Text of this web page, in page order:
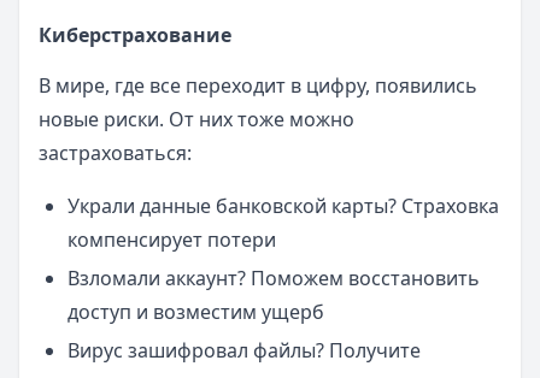
Киберстрахование
В мире, где все переходит в цифру, появились
новые риски. От них тоже можно
застраховаться:
Украли данные банковской карты? Страховка
компенсирует потери
Взломали аккаунт? Поможем восстановить
доступ и возместим ущерб
Вирус зашифровал файлы? Получите